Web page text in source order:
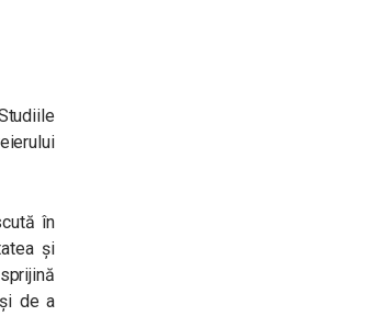
în
și
de a